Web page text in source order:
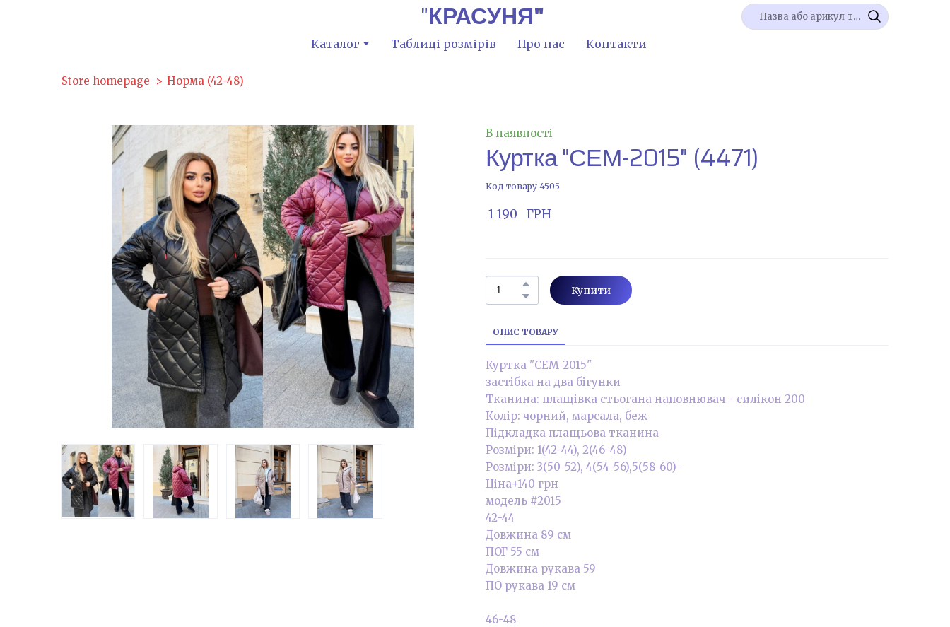
"КРАСУНЯ"
Каталог Таблиці розмірів Про нас Контакти
Store homepage Норма (42-48)
В наявності
Куртка "СЕМ-2015" (4471)
Код товару 4505
1 190   ГРН
Купити
ОПИС ТОВАРУ
Куртка "СЕМ-2015"
застібка на два бігунки
Тканина: плащівка стьогана наповнювач - силікон 200
Колір: чорний, марсала, беж
Підкладка плащьова тканина
Розміри: 1(42-44), 2(46-48)
Розміри: 3(50-52), 4(54-56),5(58-60)-
Ціна+140 грн
модель #2015
42-44
Довжина 89 см
ПОГ 55 см
Довжина рукава 59
ПО рукава 19 см
46-48